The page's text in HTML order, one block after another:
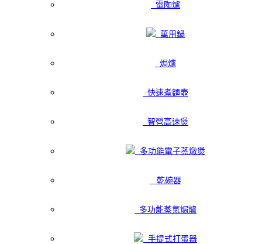
電陶爐
萬用鍋
焗爐
快速煮麵壺
智營高速煲
多功能電子蒸燉煲
乾碗器
多功能蒸氣焗爐
手提式打蛋器